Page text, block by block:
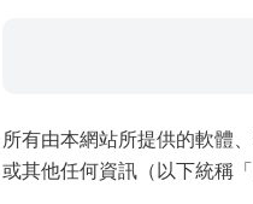
所有由本網站所提供的軟體
或其他任何資訊（以下統稱「